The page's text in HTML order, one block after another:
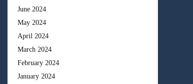
June 2024
May 2024
April 2024
March 2024
February 2024
January 2024